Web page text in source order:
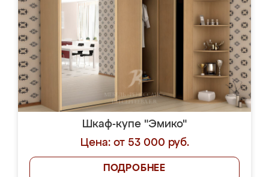
Шкаф-купе "Эмико"
Цена: от 53 000 руб.
ПОДРОБНЕЕ